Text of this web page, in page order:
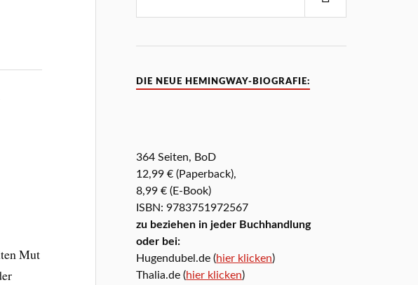
Mut
DIE NEUE HEMINGWAY-BIOGRAFIE:
364 Seiten, BoD
12,99 € (Paperback),
8,99 € (E-Book)
ISBN: 9783751972567
zu beziehen in jeder Buchhandlung
oder bei:
Hugendubel.de (hier klicken)
Thalia.de (hier klicken)